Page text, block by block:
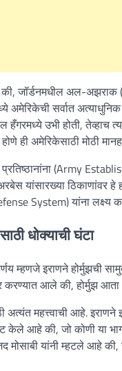
की, जॉर्डनमधील अल-
अमेरिकेची सर्वात
हँगरमध्ये उभी होती,
ही अमेरिकेसाठी मोठी
प्रतिष्ठानांना (Army
यांसारख्या ठिकाणांवर
System) यांना
धोक्याची घंटा
म्हणजे इराणने
आले की, होर्मुझ
अत्यंत महत्त्वाची आहे.
आहे की, जो कोणी या
मोसाबी यांनी म्हटले आहे